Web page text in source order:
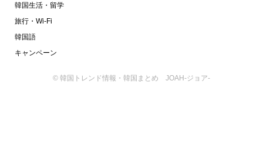
韓国生活・留学
旅行・Wi-Fi
韓国語
キャンペーン
© 韓国トレンド情報・韓国まとめ JOAH-ジョア-